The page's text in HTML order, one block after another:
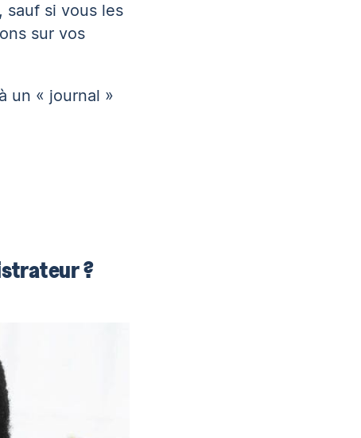
sauf si vous les
sur vos
un « journal »
?